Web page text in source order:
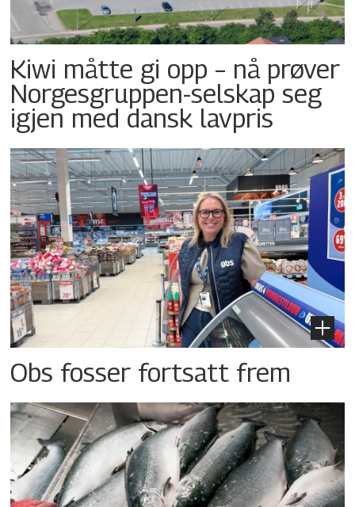
Kiwi måtte gi opp – nå prøver
Norgesgruppen-selskap seg
igjen med dansk lavpris
Obs fosser fortsatt frem